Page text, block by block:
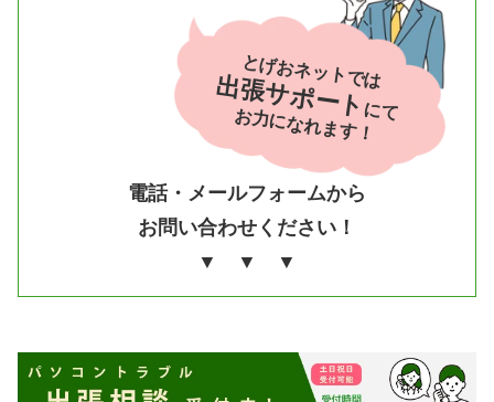
電話・メールフォームから
お問い合わせください！
▼ ▼ ▼
とげおネットでは
出張サポートにて
お力になれます！